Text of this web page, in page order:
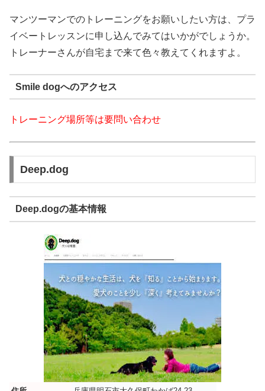
マンツーマンでのトレーニングをお願いしたい方は、プラ
イベートレッスンに申し込んでみてはいかがでしょうか。
トレーナーさんが自宅まで来て色々教えてくれますよ。
Smile dogへのアクセス
トレーニング場所等は要問い合わせ
Deep.dog
Deep.dogの基本情報